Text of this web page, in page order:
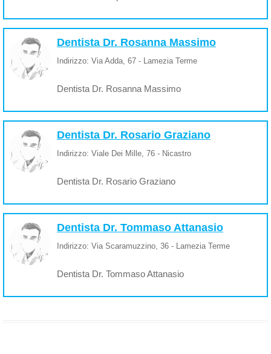
Dentista Dr. Rosanna Massimo
Indirizzo: Via Adda, 67 - Lamezia Terme
Dentista Dr. Rosanna Massimo
Dentista Dr. Rosario Graziano
Indirizzo: Viale Dei Mille, 76 - Nicastro
Dentista Dr. Rosario Graziano
Dentista Dr. Tommaso Attanasio
Indirizzo: Via Scaramuzzino, 36 - Lamezia Terme
Dentista Dr. Tommaso Attanasio